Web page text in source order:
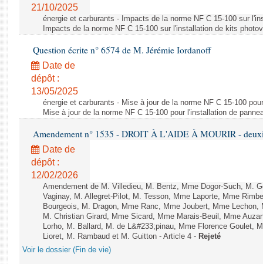
21/10/2025
énergie et carburants - Impacts de la norme NF C 15-100 sur
Impacts de la norme NF C 15-100 sur l'installation de kits
Question écrite n° 6574 de M. Jérémie Iordanoff
Date de
dépôt :
13/05/2025
énergie et carburants - Mise à jour de la norme NF C 15-100
Mise à jour de la norme NF C 15-100 pour l'installation de
Amendement n° 1535 - DROIT À L'AIDE À MOURIR -
Date de
dépôt :
12/02/2026
Amendement de M. Villedieu, M. Bentz, Mme Dogor-Such, M.
Vaginay, M. Allegret-Pilot, M. Tesson, Mme Laporte, Mme
Bourgeois, M. Dragon, Mme Ranc, Mme Joubert, Mme
M. Christian Girard, Mme Sicard, Mme Marais-Beuil, Mme
Lorho, M. Ballard, M. de L&#233;pinau, Mme Florence Goulet,
Lioret, M. Rambaud et M. Guitton - Article 4 - Rejeté
Voir le dossier (Fin de vie)